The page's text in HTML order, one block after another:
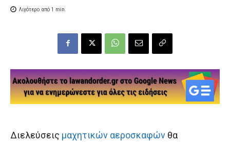
Λιγότερο από 1 min.
Διελεύσεις μαχητικών αεροσκαφών θα